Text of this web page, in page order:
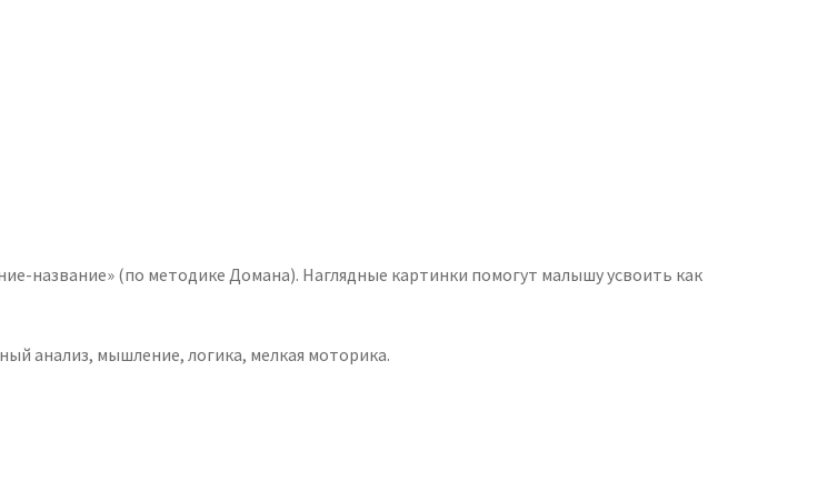
название» (по методике Домана). Наглядные картинки помогут малышу усвоить как
анализ, мышление, логика, мелкая моторика.